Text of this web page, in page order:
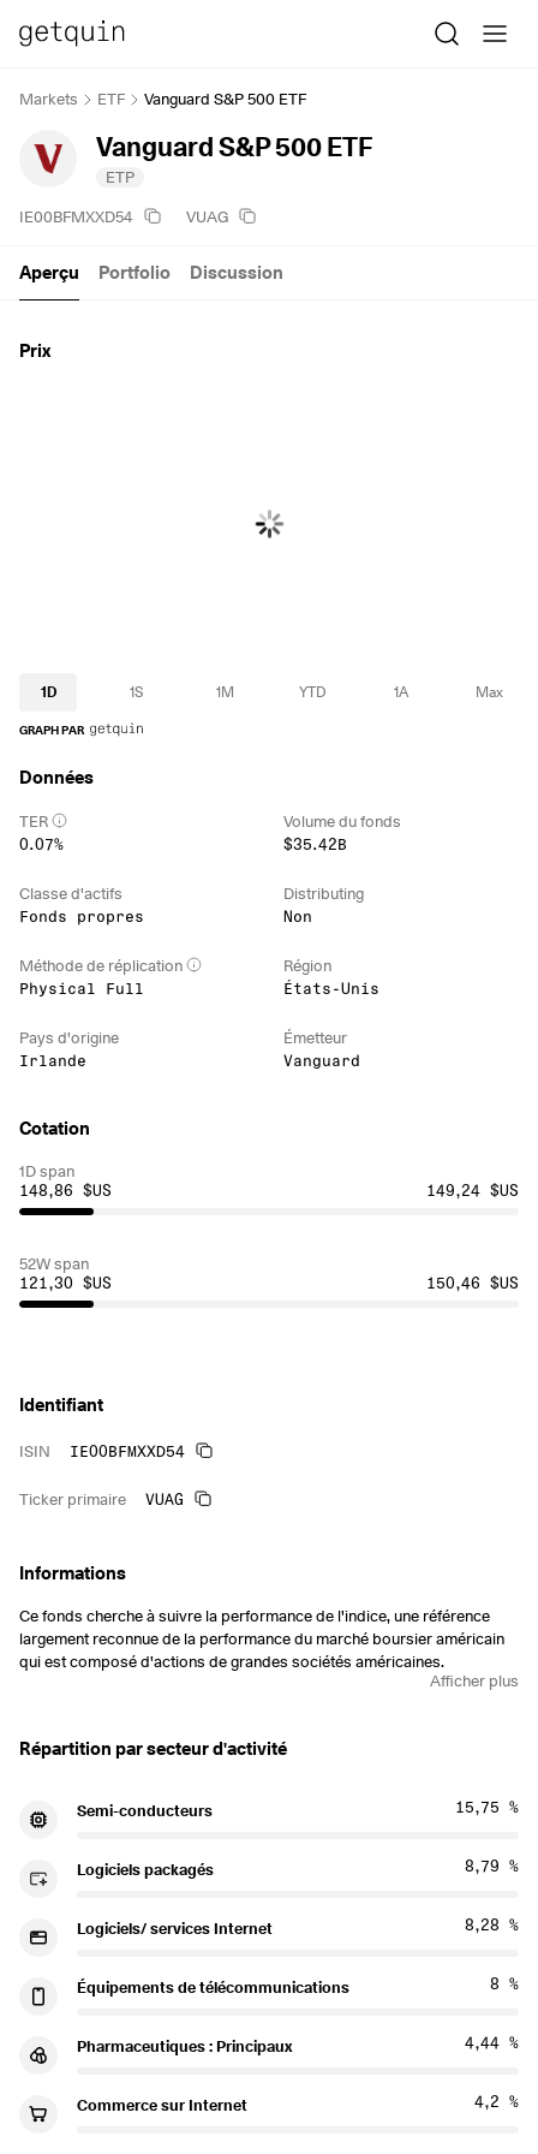
Markets ETF Vanguard S&P 500 ETF
Vanguard S&P 500 ETF
ETP
IE00BFMXXD54 VUAG
Aperçu Portfolio Discussion
Prix
1D 1S 1M YTD 1A Max
GRAPH PAR
Données
TER
0.07%
Volume du fonds
$35.42B
Classe d'actifs
Fonds propres
Distributing
Non
Méthode de réplication
Physical Full
Région
États-Unis
Pays d'origine
Irlande
Émetteur
Vanguard
Répartition par secteur d'activité
Semi-conducteurs 15,75 %
Logiciels packagés 8,79 %
Logiciels/ services Internet 8,28 %
Équipements de télécommunications 8 %
Pharmaceutiques : Principaux 4,44 %
Commerce sur Internet 4,2 %
Cotation
1D span
148,86 $US
149,24 $US
52W span
121,30 $US
150,46 $US
Informations
Ce fonds cherche à suivre la performance de l'indice, une référence
largement reconnue de la performance du marché boursier américain
qui est composé d'actions de grandes sociétés américaines.
Afficher plus
Identifiant
ISIN IE00BFMXXD54
Ticker primaire VUAG